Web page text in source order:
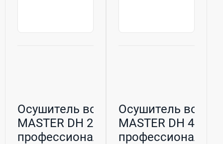
Осушитель воздуха
MASTER DH 26
профессиональный
Осушитель
MASTER DH 44